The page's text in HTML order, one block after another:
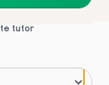
tutor